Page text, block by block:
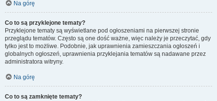
Na górę
Co to są przyklejone tematy?
Przyklejone tematy są wyświetlane pod ogłoszeniami na pierwszej stronie
przeglądu tematów. Często są one dość ważne, więc należy je przeczytać, gdy
tylko jest to możliwe. Podobnie, jak uprawnienia zamieszczania ogłoszeń i
globalnych ogłoszeń, uprawnienia przyklejania tematów są nadawane przez
administratora witryny.
Na górę
Co to są zamknięte tematy?